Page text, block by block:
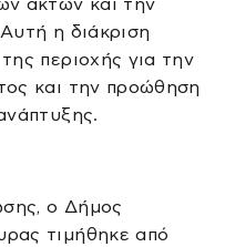
η διάκριση
περιοχής για την
και την προώθηση
ο Δήμος
τιμήθηκε από